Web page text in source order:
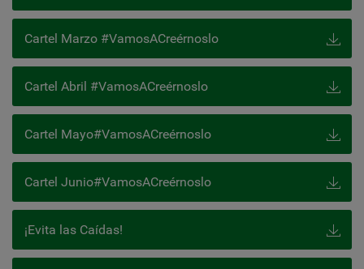
Cartel Marzo #VamosACreérnoslo
Cartel Abril #VamosACreérnoslo
Cartel Mayo#VamosACreérnoslo
Cartel Junio#VamosACreérnoslo
¡Evita las Caídas!